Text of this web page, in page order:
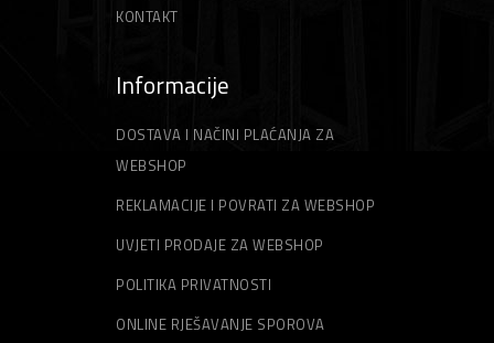
KONTAKT
Informacije
DOSTAVA I NAČINI PLAĆANJA ZA
WEBSHOP
REKLAMACIJE I POVRATI ZA WEBSHOP
UVJETI PRODAJE ZA WEBSHOP
POLITIKA PRIVATNOSTI
ONLINE RJEŠAVANJE SPOROVA